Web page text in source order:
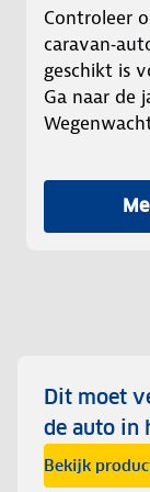
Controleer
geschikt is
Ga naar de
Dit moet
de auto in
Bekijk